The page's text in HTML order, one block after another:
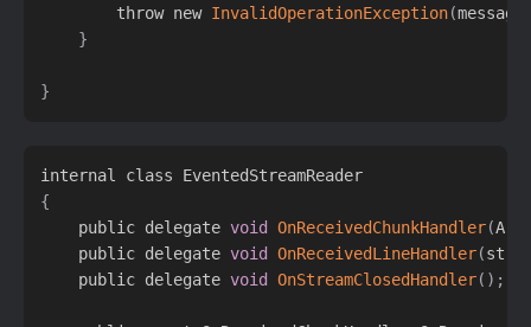
        throw new
InvalidOperationException(message
}
}
{
    public delegate
void OnReceivedChunkHandler(
    public delegate
void OnReceivedLineHandler(
    public delegate
void OnStreamClosedHandler( ) ;